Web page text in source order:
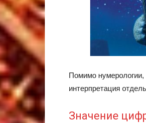
Помимо нумерологии,
интерпретация
Значение